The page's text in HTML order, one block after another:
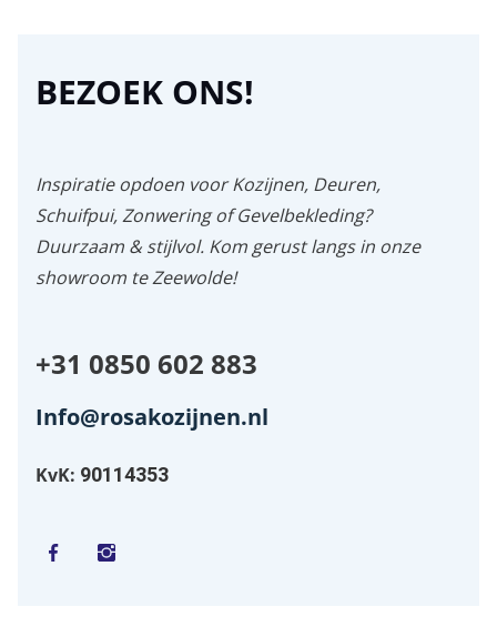
BEZOEK ONS!
Inspiratie opdoen voor Kozijnen, Deuren,
Schuifpui, Zonwering of Gevelbekleding?
Duurzaam & stijlvol. Kom gerust langs in onze
showroom teZeewolde!
+31 0850 602 883
Info@rosakozijnen.nl
KvK: 90114353